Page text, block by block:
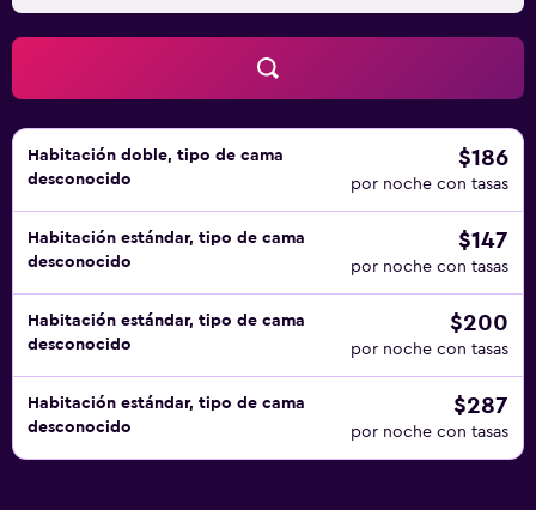
la piscina de niños menores de 16 años sin la supervisión
de un adulto. Se pueden practicar las actividades de ocio
y esparcimiento que se indican más abajo en las
instalaciones o cerca del alojamiento (es posible que se
aplique un recargo).
Habitación doble, tipo de cama
desconocido
$186
por noche con tasas
Habitación estándar, tipo de cama
desconocido
$147
por noche con tasas
Habitación estándar, tipo de cama
desconocido
$200
por noche con tasas
Habitación estándar, tipo de cama
desconocido
$287
por noche con tasas